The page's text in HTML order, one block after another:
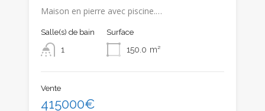
Maison en pierre avec piscine.…
Salle(s) de bain
1
Surface
150.0 m²
Vente
415000€